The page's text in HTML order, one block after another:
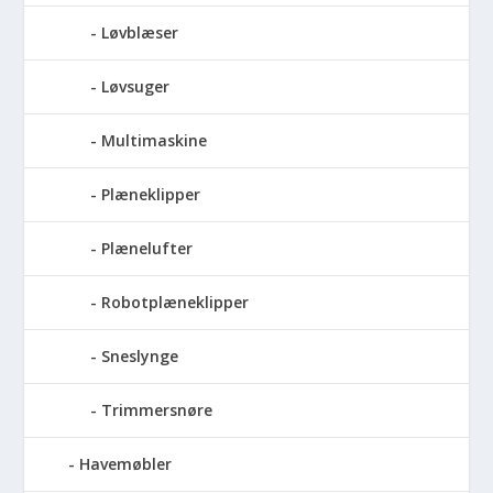
Løvblæser
Løvsuger
Multimaskine
Plæneklipper
Plænelufter
Robotplæneklipper
Sneslynge
Trimmersnøre
Havemøbler